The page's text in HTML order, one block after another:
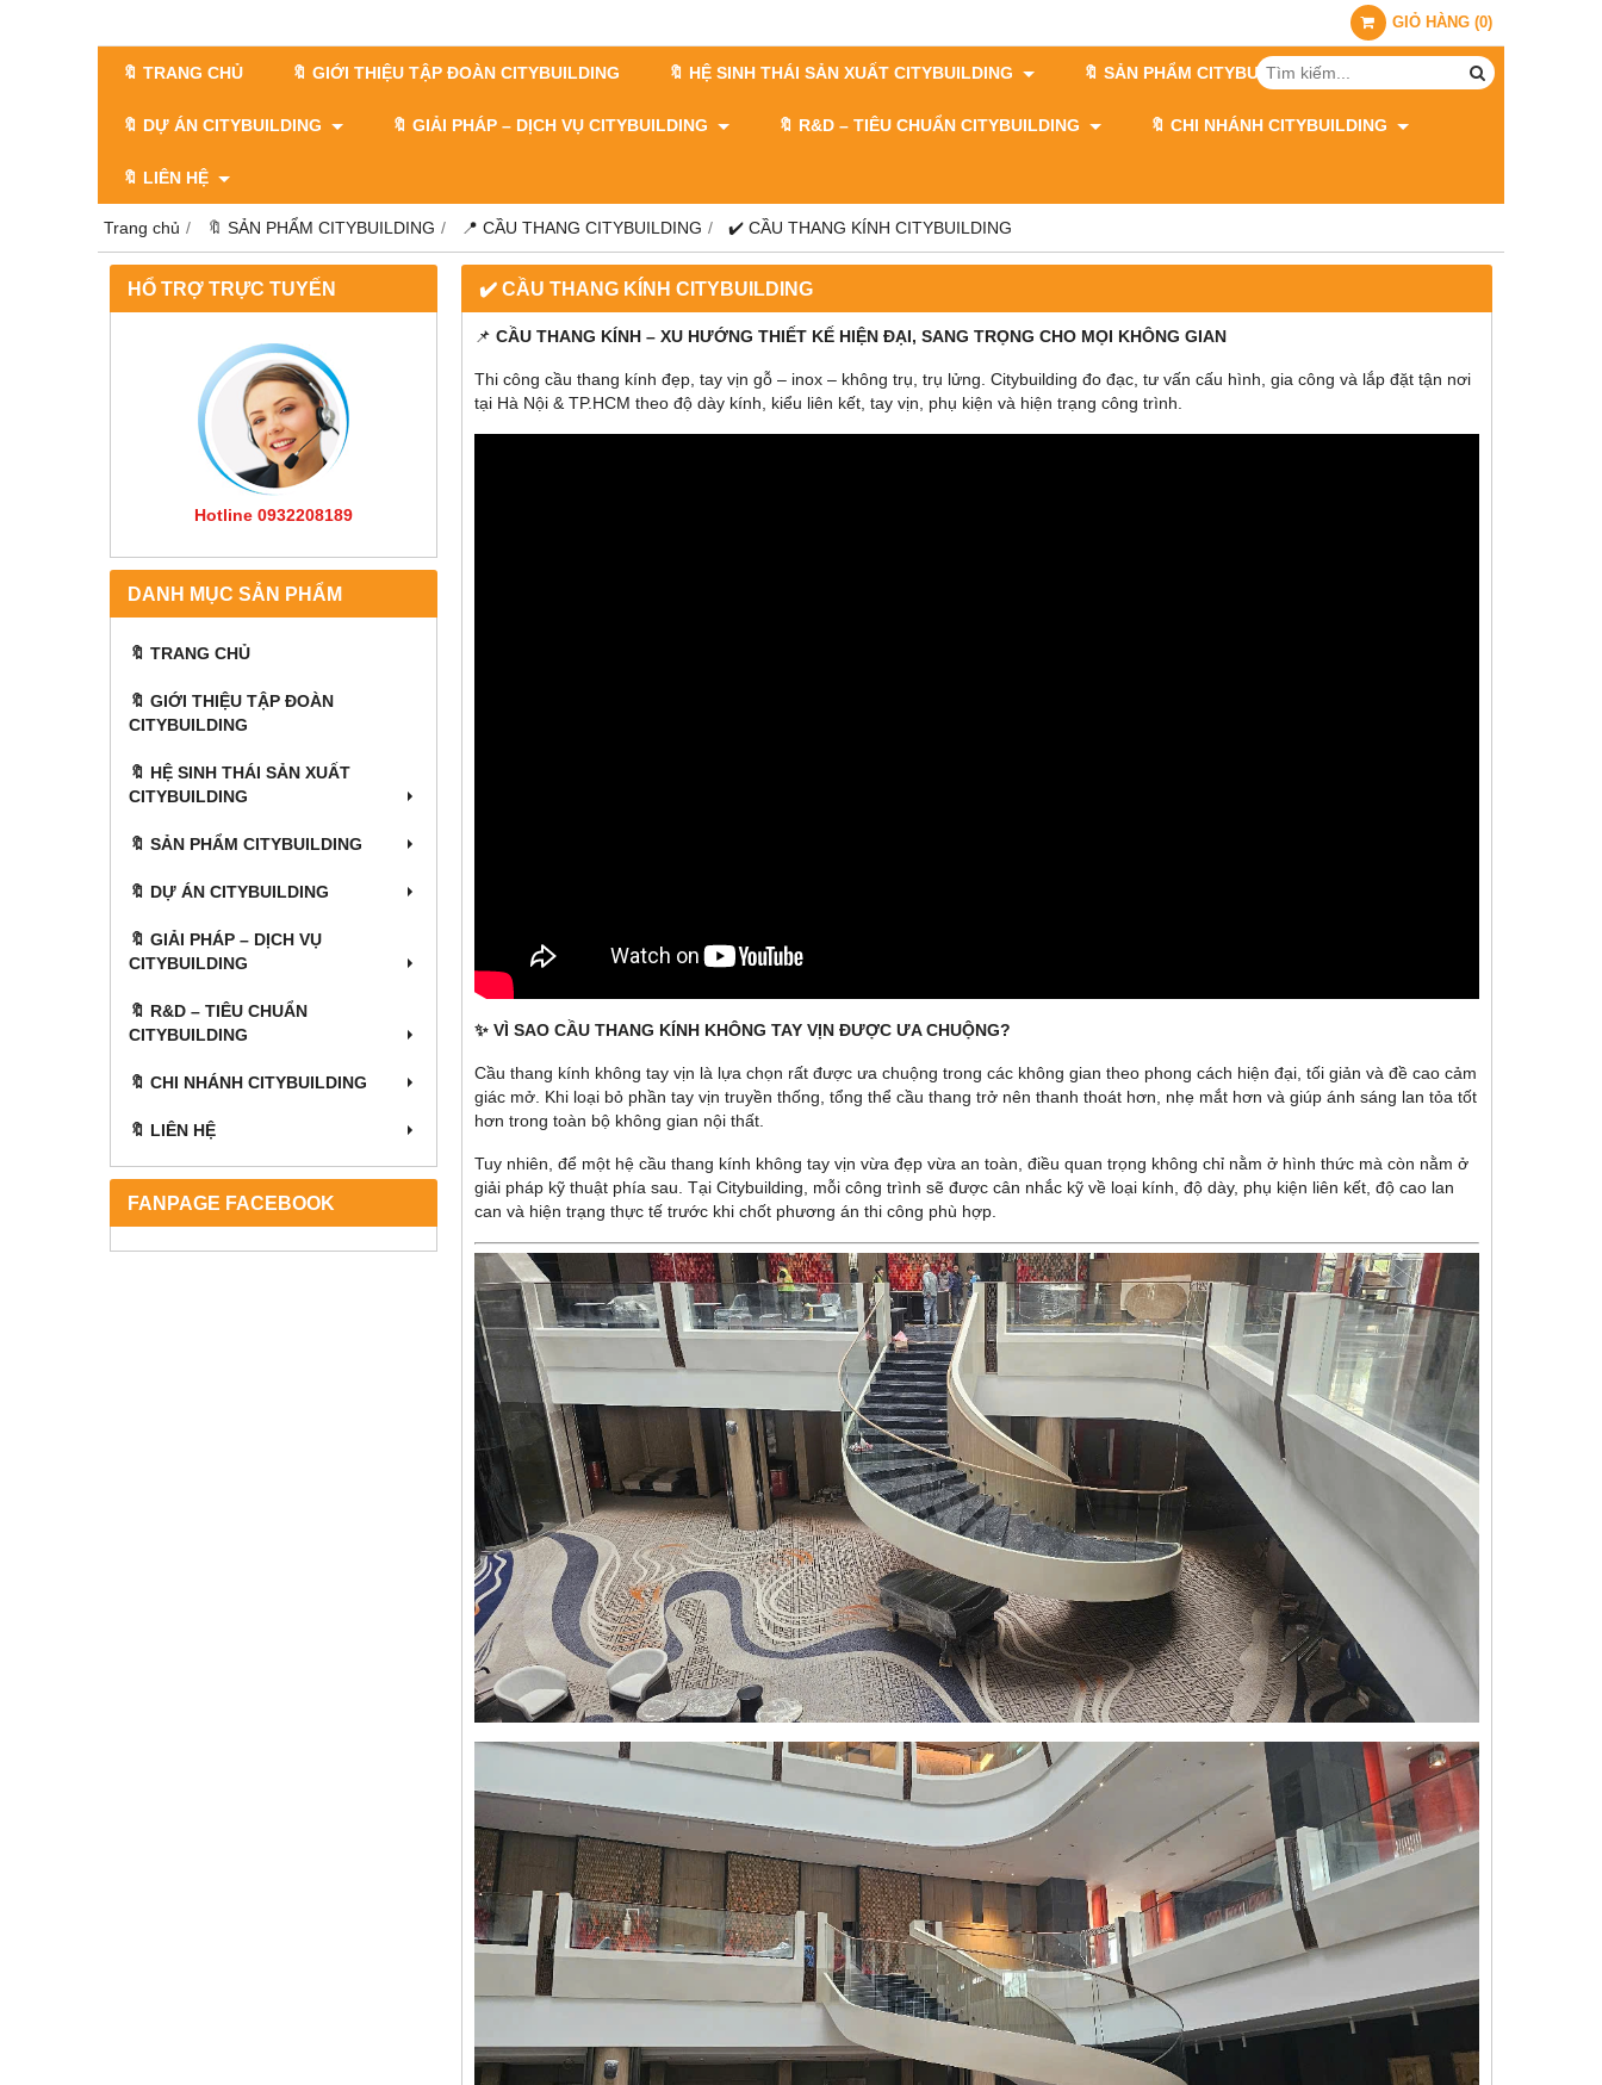
GIỎ HÀNG (0)
🔖 TRANG CHỦ 🔖 GIỚI THIỆU TẬP ĐOÀN CITYBUILDING 🔖 HỆ SINH THÁI SẢN XUẤT CITYBUILDING 🔖 SẢN PHẨM CITYBUILDING
🔖 DỰ ÁN CITYBUILDING 🔖 GIẢI PHÁP – DỊCH VỤ CITYBUILDING 🔖​​​​​​​ R&D – TIÊU CHUẨN CITYBUILDING 🔖 CHI NHÁNH CITYBUILDING
🔖 LIÊN HỆ
Trang chủ 🔖 SẢN PHẨM CITYBUILDING 📍 CẦU THANG CITYBUILDING ✔️ CẦU THANG KÍNH CITYBUILDING
HỔ TRỢ TRỰC TUYẾN
Hotline 0932208189
DANH MỤC SẢN PHẨM
🔖 TRANG CHỦ
🔖 GIỚI THIỆU TẬP ĐOÀN
CITYBUILDING
🔖 HỆ SINH THÁI SẢN XUẤT
CITYBUILDING
🔖 SẢN PHẨM CITYBUILDING
🔖 DỰ ÁN CITYBUILDING
🔖 GIẢI PHÁP – DỊCH VỤ
CITYBUILDING
🔖​​​​​​​ R&D – TIÊU CHUẨN
CITYBUILDING
🔖 CHI NHÁNH CITYBUILDING
🔖 LIÊN HỆ
FANPAGE FACEBOOK
✔️ CẦU THANG KÍNH CITYBUILDING
📌 CẦU THANG KÍNH – XU HƯỚNG THIẾT KẾ HIỆN ĐẠI, SANG TRỌNG CHO MỌI KHÔNG GIAN
Thi công cầu thang kính đẹp, tay vịn gỗ – inox – không trụ, trụ lửng. Citybuilding đo đạc, tư vấn cấu hình, gia công và lắp đặt tận nơi
tại Hà Nội & TP.HCM theo độ dày kính, kiểu liên kết, tay vịn, phụ kiện và hiện trạng công trình.
✨ VÌ SAO CẦU THANG KÍNH KHÔNG TAY VỊN ĐƯỢC ƯA CHUỘNG?
Cầu thang kính không tay vịn là lựa chọn rất được ưa chuộng trong các không gian theo phong cách hiện đại, tối giản và đề cao cảm
giác mở. Khi loại bỏ phần tay vịn truyền thống, tổng thể cầu thang trở nên thanh thoát hơn, nhẹ mắt hơn và giúp ánh sáng lan tỏa tốt
hơn trong toàn bộ không gian nội thất.
Tuy nhiên, để một hệ cầu thang kính không tay vịn vừa đẹp vừa an toàn, điều quan trọng không chỉ nằm ở hình thức mà còn nằm ở
giải pháp kỹ thuật phía sau. Tại Citybuilding, mỗi công trình sẽ được cân nhắc kỹ về loại kính, độ dày, phụ kiện liên kết, độ cao lan
can và hiện trạng thực tế trước khi chốt phương án thi công phù hợp.